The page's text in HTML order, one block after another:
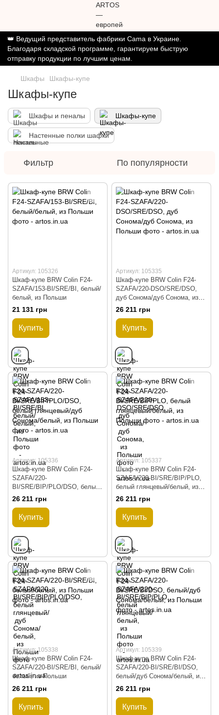
👑 Ведущий представитель фабрики Cama в Украине.
Благодаря складской программе, гарантируем быструю
отправку продукции по лучшим ценам.
Шкафы Шкафы-купе
Шкафы-купе
Шкафы и пеналы Шкафы-купе
Настенные полки шафки
Фильтр По популярности
Артикул: 105326
Шкаф-купе BRW Colin F24-
SZAFA/153-BI/SRE/BI, белый/
белый, из Польши
21 131 грн
Купить
Артикул: 105335
Шкаф-купе BRW Colin F24-
SZAFA/220-DSO/SRE/DSO,
дуб Сонома/дуб Сонома, из
Польши
26 211 грн
Купить
Артикул: 105336
Шкаф-купе BRW Colin F24-
SZAFA/220-
BI/SRE/BIP/PLO/DSO, белый
глянцевый/дуб Сонома/белый,
из Польши
26 211 грн
Купить
Артикул: 105337
Шкаф-купе BRW Colin F24-
SZAFA/220-BI/SRE/BIP/PLO,
белый глянцевый/белый, из
Польши
26 211 грн
Купить
Артикул: 105338
Шкаф-купе BRW Colin F24-
SZAFA/220-BI/SRE/BI, белый/
белый, из Польши
26 211 грн
Купить
Артикул: 105339
Шкаф-купе BRW Colin F24-
SZAFA/220-BI/SRE/BI/DSO,
белый/дуб Сонома/белый, из
Польши
26 211 грн
Купить